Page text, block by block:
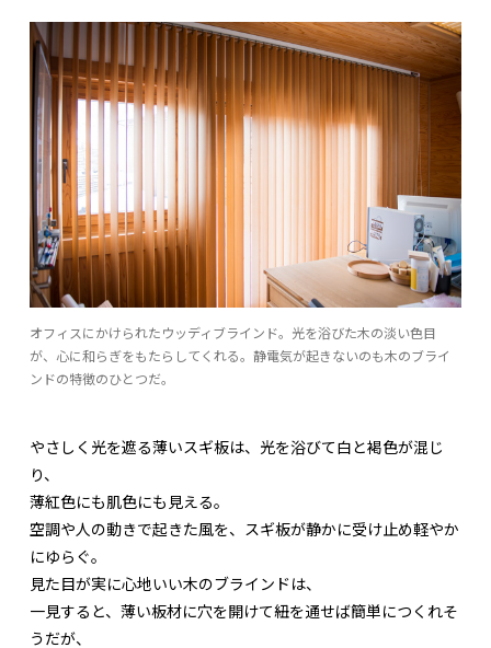
オフィスにかけられたウッディブラインド。光を浴びた木の淡い色目
が、心に和らぎをもたらしてくれる。静電気が起きないのも木のブライ
ンドの特徴のひとつだ。
やさしく光を遮る薄いスギ板は、光を浴びて白と褐色が混じ
り、
薄紅色にも肌色にも見える。
空調や人の動きで起きた風を、スギ板が静かに受け止め軽やか
にゆらぐ。
見た目が実に心地いい木のブラインドは、
一見すると、薄い板材に穴を開けて紐を通せば簡単につくれそ
うだが、